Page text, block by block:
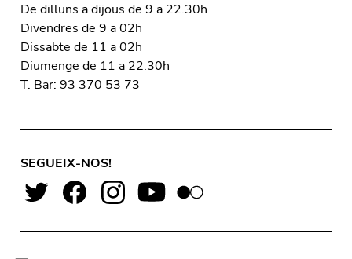
De dilluns a dijous de 9 a 22.30h
Divendres de 9 a 02h
Dissabte de 11 a 02h
Diumenge de 11 a 22.30h
T. Bar: 93 370 53 73
SEGUEIX-NOS!